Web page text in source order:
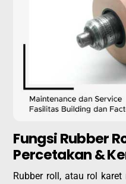
Fungsi Rubber
Percetakan &
Rubber roll, atau rol